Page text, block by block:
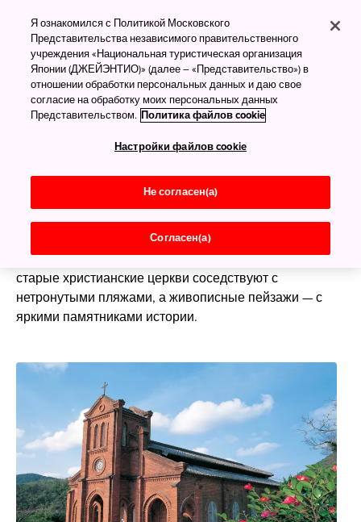
острова Гото
(Нагасаки)
Увлекательные истории
островной жизни
Префектура Нагасаки на западном побережье
местностью, прекрасными видами и сильным
Примерно в 100 км к югу от Кюсю находится
архипелаг Гото (буквально — «пять островов»), где
старые христианские церкви соседствуют с
нетронутыми пляжами, а живописные пейзажи — с
яркими памятниками истории.
Я ознакомился с Политикой Московского
Представительства независимого правительственного
учреждения «Национальная туристическая организация
Японии (ДЖЕЙЭНТИО)» (далее – «Представительство») в
отношении обработки персональных данных и даю свое
согласие на обработку моих персональных данных
Представительством. Политика файлов cookie
Настройки файлов cookie
Не согласен(а)
Согласен(а)